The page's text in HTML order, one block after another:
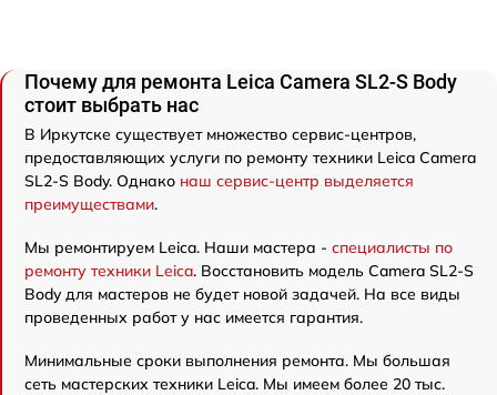
Почему для ремонта Leica Camera SL2-S Body
стоит выбрать нас
В Иркутске существует множество сервис-центров,
предоставляющих услуги по ремонту техники Leica Camera
SL2-S Body. Однако наш сервис-центр выделяется
преимуществами.
Мы ремонтируем Leica. Наши мастера - специалисты по
ремонту техники Leica. Восстановить модель Camera SL2-S
Body для мастеров не будет новой задачей. На все виды
проведенных работ у нас имеется гарантия.
Минимальные сроки выполнения ремонта. Мы большая
сеть мастерских техники Leica. Мы имеем более 20 тыс.